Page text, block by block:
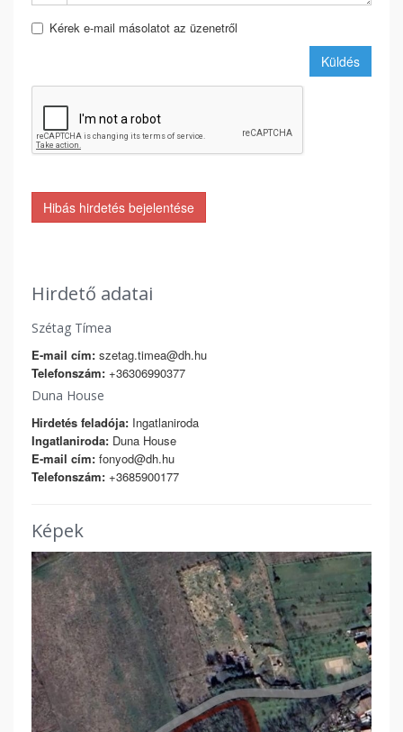
Kérek e-mail másolatot az üzenetről
Küldés
Hibás hirdetés bejelentése
Hirdető adatai
Szétag Tímea
E-mail cím: szetag.timea@dh.hu
Telefonszám: +36306990377
Duna House
Hirdetés feladója: Ingatlaniroda
Ingatlaniroda: Duna House
E-mail cím: fonyod@dh.hu
Telefonszám: +3685900177
Képek